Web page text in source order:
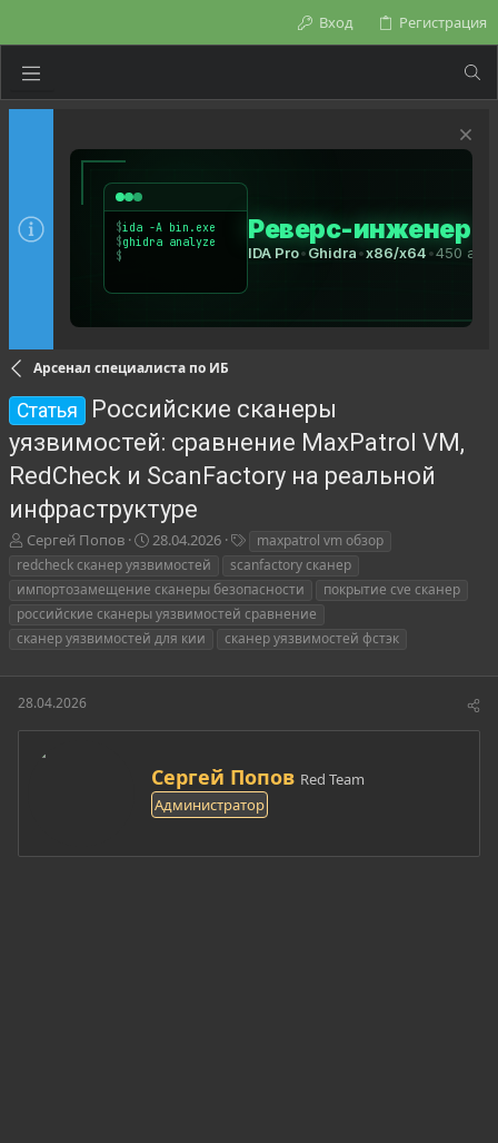
Вход Регистрация
Арсенал специалиста по ИБ
Статья
Российские сканеры
уязвимостей: сравнение MaxPatrol VM,
RedCheck и ScanFactory на реальной
инфраструктуре
А
в
о
р
т
м
ы
Сергей Попов
Д
а
а
н
а
а
28.04.2026
е
и
maxpatrol vm обзор
redcheck сканер уязвимостей
scanfactory сканер
импортозамещение сканеры безопасности
покрытие cve сканер
российские сканеры уязвимостей сравнение
сканер уязвимостей для кии
сканер уязвимостей фстэк
28.04.2026
А
в
т
р
Сергей Попов Red Team
Администратор